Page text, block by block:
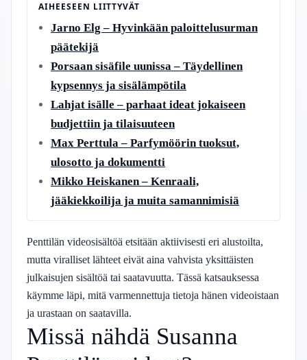
AIHEESEEN LIITTYVÄT
Jarno Elg – Hyvinkään paloittelusurman
päätekijä
Porsaan sisäfile uunissa – Täydellinen
kypsennys ja sisälämpötila
Lahjat isälle – parhaat ideat jokaiseen
budjettiin ja tilaisuuteen
Max Perttula – Parfymöörin tuoksut,
ulosotto ja dokumentti
Mikko Heiskanen – Kenraali,
jääkiekkoilija ja muita samannimisiä
Penttilän videosisältöä etsitään aktiivisesti eri alustoilta,
mutta viralliset lähteet eivät aina vahvista yksittäisten
julkaisujen sisältöä tai saatavuutta. Tässä katsauksessa
käymme läpi, mitä varmennettuja tietoja hänen videoistaan
ja urastaan on saatavilla.
Missä nähdä Susanna